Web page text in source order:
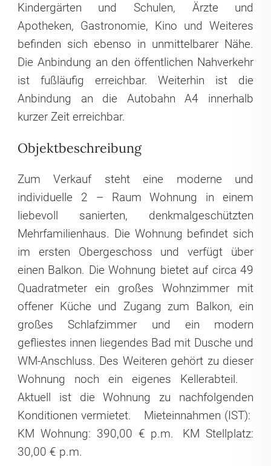
Kindergärten und Schulen, Ärzte und
Apotheken, Gastronomie, Kino und Weiteres
befinden sich ebenso in unmittelbarer Nähe.
Die Anbindung an den öffentlichen Nahverkehr
ist fußläufig erreichbar. Weiterhin ist die
Anbindung an die Autobahn A4 innerhalb
kurzer Zeit erreichbar.
Objektbeschreibung
Zum Verkauf steht eine moderne und
individuelle 2 – Raum Wohnung in einem
liebevoll sanierten, denkmalgeschützten
Mehrfamilienhaus. Die Wohnung befindet sich
im ersten Obergeschoss und verfügt über
einen Balkon. Die Wohnung bietet auf circa 49
Quadratmeter ein großes Wohnzimmer mit
offener Küche und Zugang zum Balkon, ein
großes Schlafzimmer und ein modern
gefliestes innen liegendes Bad mit Dusche und
WM-Anschluss. Des Weiteren gehört zu dieser
Wohnung noch ein eigenes Kellerabteil.
Aktuell ist die Wohnung zu nachfolgenden
Konditionen vermietet.
Mieteinnahmen (IST):
KM Wohnung: 390,00 € p.m.
KM Stellplatz:
30,00 € p.m.